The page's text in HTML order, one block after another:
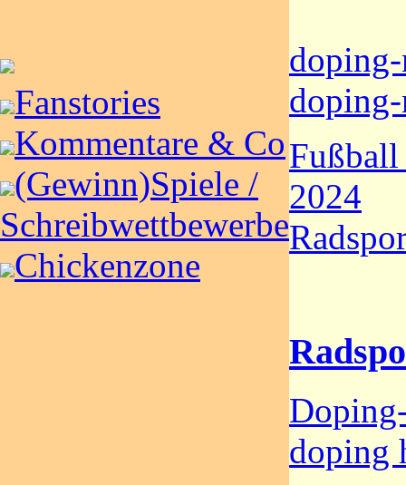
Fanstories
Kommentare & Co
(Gewinn)Spiele /
Schreibwettbewerbe
Chickenzone
2024
doping